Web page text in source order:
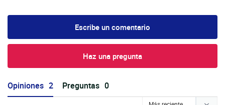
Escribe un comentario
Haz una pregunta
Opiniones Preguntas